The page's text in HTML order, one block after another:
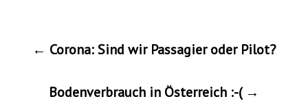
Post
← Corona: Sind wir Passagier oder Pilot?
Bodenverbrauch in Österreich :-( →